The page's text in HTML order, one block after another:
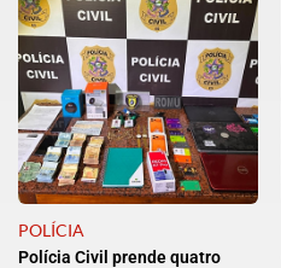
POLÍCIA
Polícia Civil prende quatro